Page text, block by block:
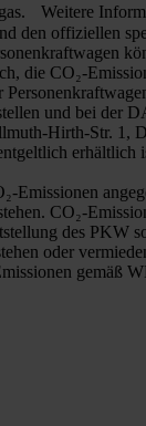
Weitere
den offiziellen
die CO₂-
und bei der
Hirth-Str. 1,
erhältlich
Emissionen
CO₂-
des PKW
oder
gemäß